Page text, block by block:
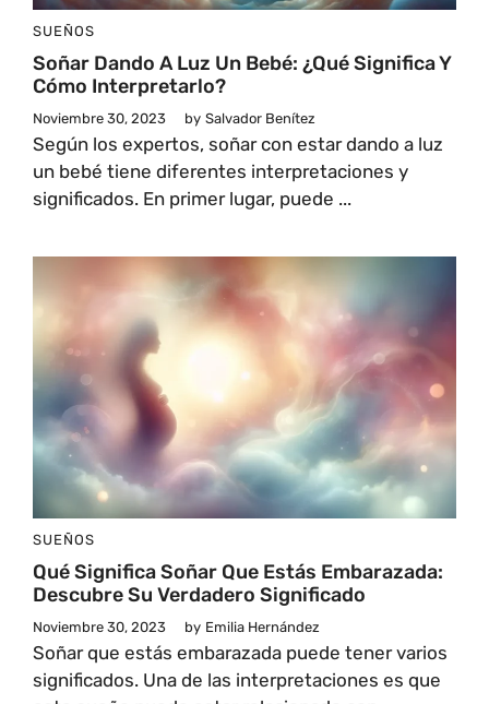
SUEÑOS
Soñar Dando A Luz Un Bebé: ¿Qué Significa Y
Cómo Interpretarlo?
Noviembre 30, 2023 by Salvador Benítez
Según los expertos, soñar con estar dando a luz
un bebé tiene diferentes interpretaciones y
significados. En primer lugar, puede ...
SUEÑOS
Qué Significa Soñar Que Estás Embarazada:
Descubre Su Verdadero Significado
Noviembre 30, 2023 by Emilia Hernández
Soñar que estás embarazada puede tener varios
significados. Una de las interpretaciones es que